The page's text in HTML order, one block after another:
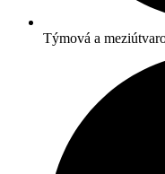
Týmová a